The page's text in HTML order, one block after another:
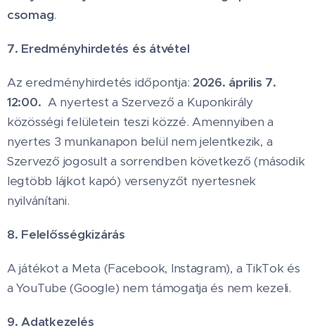
csomag.
7. Eredményhirdetés és átvétel
Az eredményhirdetés időpontja: 2026. április 7.
12:00. A nyertest a Szervező a Kuponkirály
közösségi felületein teszi közzé. Amennyiben a
nyertes 3 munkanapon belül nem jelentkezik, a
Szervező jogosult a sorrendben következő (második
legtöbb lájkot kapó) versenyzőt nyertesnek
nyilvánítani.
8. Felelősségkizárás
A játékot a Meta (Facebook, Instagram), a TikTok és
a YouTube (Google) nem támogatja és nem kezeli.
9. Adatkezelés